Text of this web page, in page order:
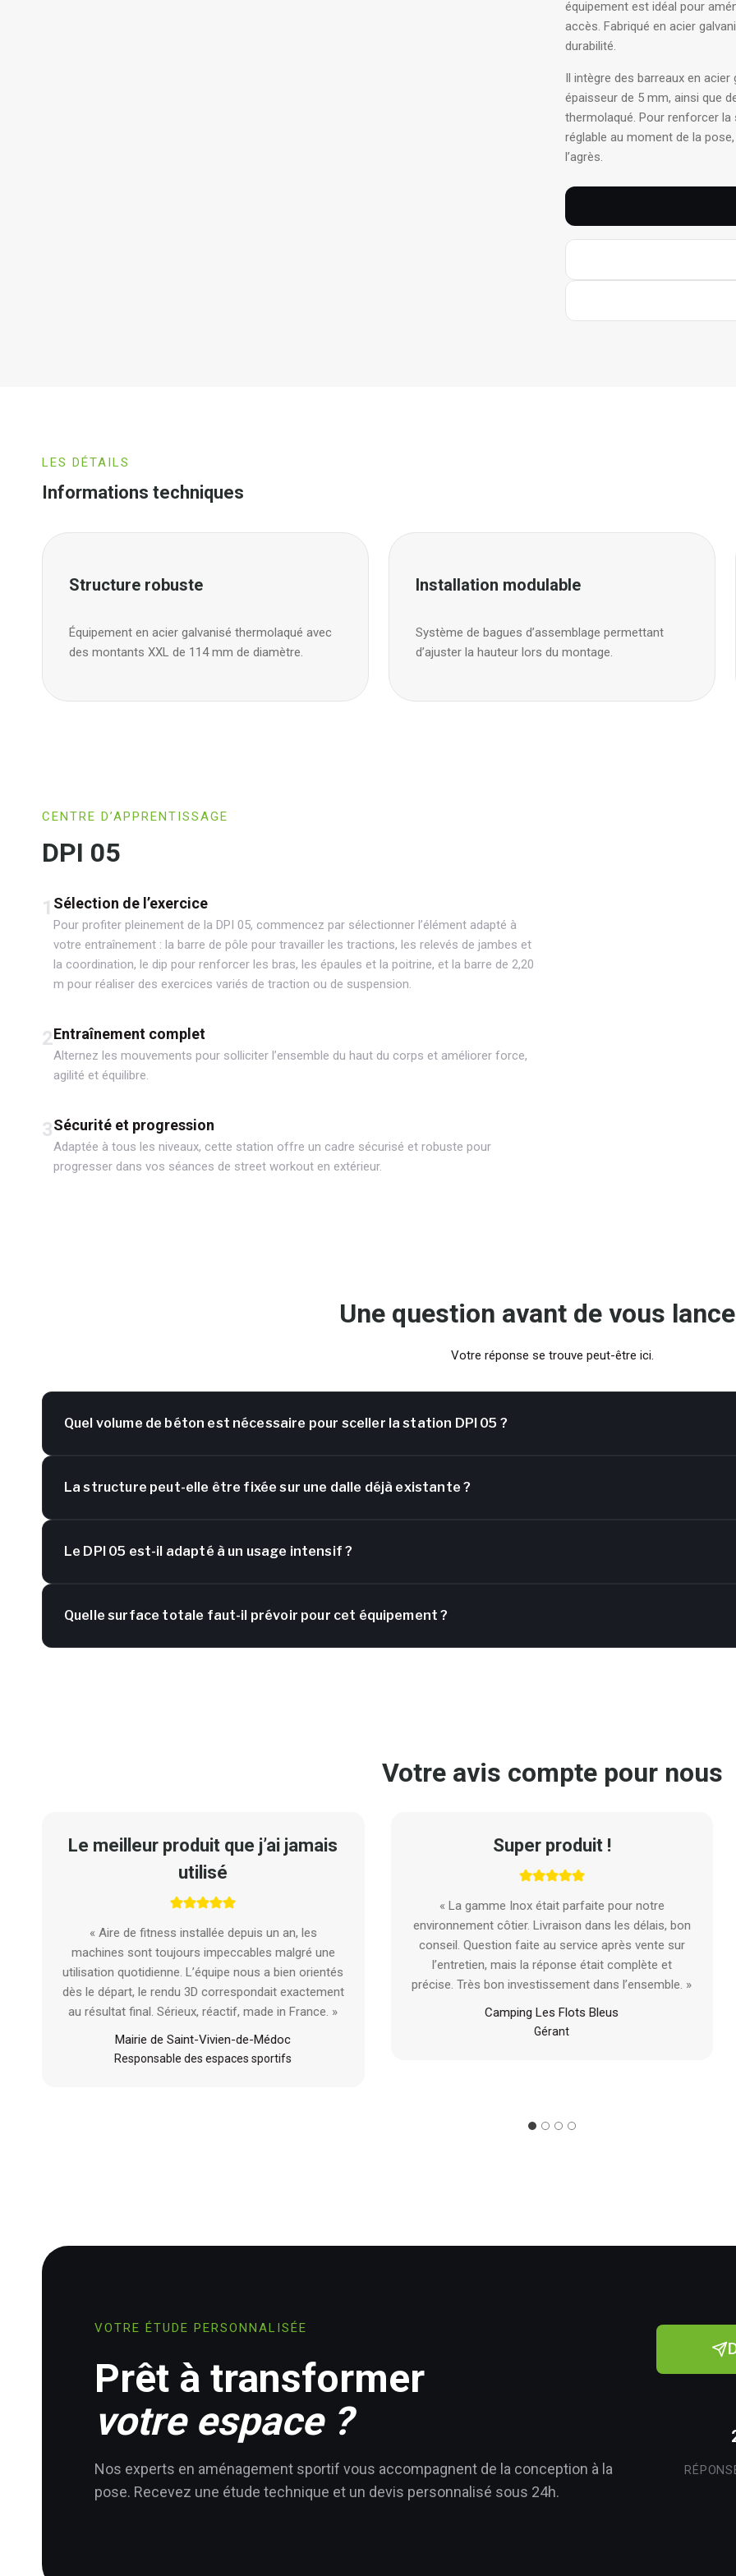
équipement est idéal pour
accès. Fabriqué en acier
durabilité.
Il intègre des barreaux en
épaisseur de 5 mm, ainsi que
thermolaqué. Pour renforcer la
réglable au moment de la
l’agrès.
LES DÉTAILS
Informations techniques
Structure robuste
Équipement en acier galvanisé thermolaqué avec
des montants XXL de 114 mm de diamètre.
Installation modulable
Système de bagues d’assemblage permettant
d’ajuster la hauteur lors du montage.
CENTRE D’APPRENTISSAGE
DPI 05
1 Sélection de l’exercice
Pour profiter pleinement de la DPI 05, commencez par sélectionner l’élément adapté à
votre entraînement : la barre de pôle pour travailler les tractions, les relevés de jambes et
la coordination, le dip pour renforcer les bras, les épaules et la poitrine, et la barre de 2,20
m pour réaliser des exercices variés de traction ou de suspension.
2Entraînement complet
Alternez les mouvements pour solliciter l’ensemble du haut du corps et améliorer force,
agilité et équilibre.
3Sécurité et progression
Adaptée à tous les niveaux, cette station offre un cadre sécurisé et robuste pour
progresser dans vos séances de street workout en extérieur.
Une question avant de vous
Votre réponse se trouve peut-être ici.
Quel volume de béton est nécessaire pour sceller la station DPI 05 ?
La structure peut-elle être fixée sur une dalle déjà existante ?
Le DPI 05 est-il adapté à un usage intensif ?
Quelle surface totale faut-il prévoir pour cet équipement ?
Votre avis compte pour nous
Le meilleur produit que j’ai jamais
utilisé
« Aire de fitness installée depuis un an, les
machines sont toujours impeccables malgré une
utilisation quotidienne. L’équipe nous a bien orientés
dès le départ, le rendu 3D correspondait exactement
au résultat final. Sérieux, réactif, made in France. »
Mairie de Saint-Vivien-de-Médoc
Responsable des espaces sportifs
Super produit !
« La gamme Inox était parfaite pour notre
environnement côtier. Livraison dans les délais, bon
conseil. Question faite au service après vente sur
l’entretien, mais la réponse était complète et
précise. Très bon investissement dans l’ensemble. »
Camping Les Flots Bleus
Gérant
VOTRE ÉTUDE PERSONNALISÉE
Prêt à transformer
votre espace ?
Nos experts en aménagement sportif vous accompagnent de la conception à la
pose. Recevez une étude technique et un devis personnalisé sous 24h.